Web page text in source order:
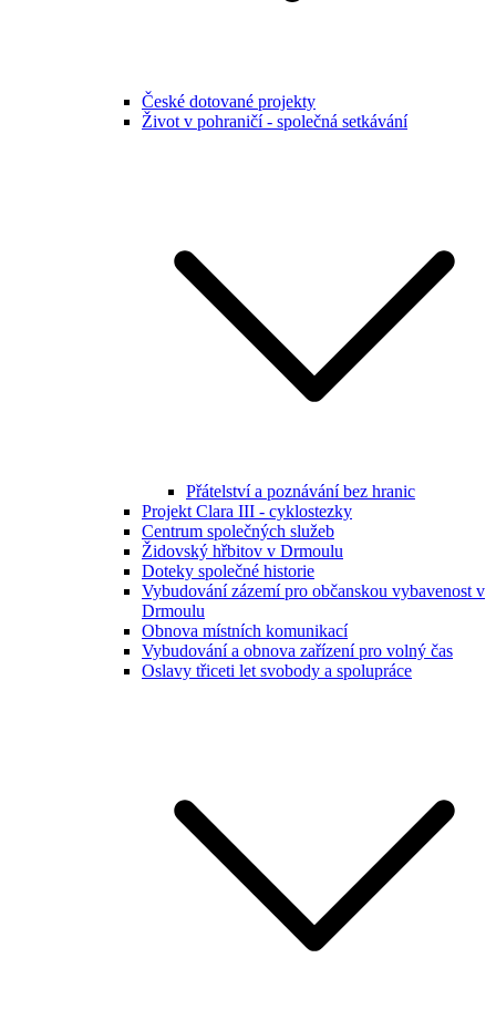
České dotované projekty
Život v pohraničí - společná setkávání
Přátelství a poznávání bez hranic
Projekt Clara III - cyklostezky
Centrum společných služeb
Židovský hřbitov v Drmoulu
Doteky společné historie
Vybudování zázemí pro občanskou vybavenost v
Drmoulu
Obnova místních komunikací
Vybudování a obnova zařízení pro volný čas
Oslavy třiceti let svobody a spolupráce